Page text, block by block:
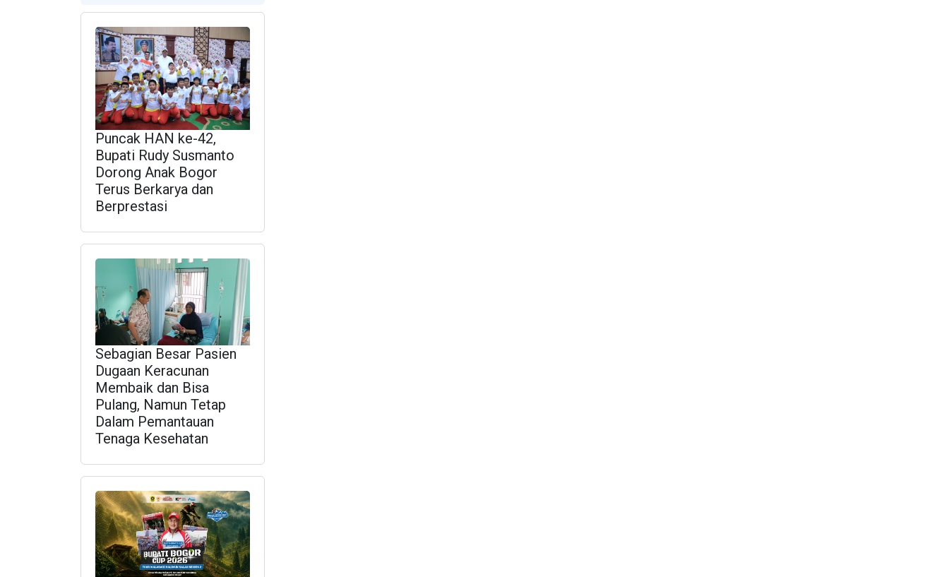
Puncak HAN ke-42,
Bupati Rudy Susmanto
Dorong Anak Bogor
Terus Berkarya dan
Berprestasi
Sebagian Besar Pasien
Dugaan Keracunan
Membaik dan Bisa
Pulang, Namun Tetap
Dalam Pemantauan
Tenaga Kesehatan